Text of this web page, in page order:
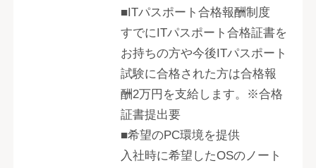
■ITパスポート合格報酬制度
すでにITパスポート合格証書を
お持ちの方や今後ITパスポート
試験に合格された方は合格報
酬2万円を支給します。※合格
証書提出要
■希望のPC環境を提供
入社時に希望したOSのノート